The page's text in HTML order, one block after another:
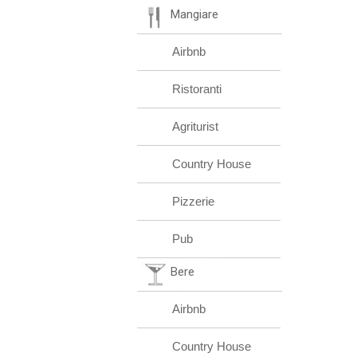
Mangiare
Airbnb
Ristoranti
Agriturist
Country House
Pizzerie
Pub
Bere
Airbnb
Country House